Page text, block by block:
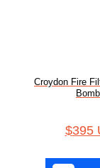
Croydon Fire
$395